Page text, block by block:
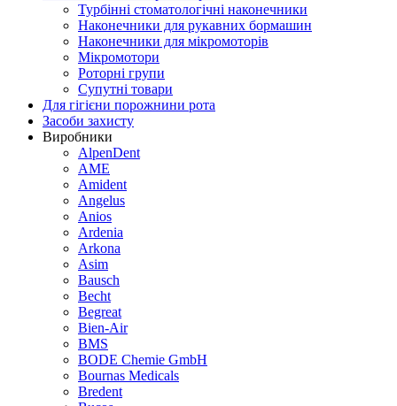
Турбінні стоматологічні наконечники
Наконечники для рукавних бормашин
Наконечники для мікромоторів
Мікромотори
Роторні групи
Супутні товари
Для гігієни порожнини рота
Засоби захисту
Виробники
AlpenDent
AME
Amident
Angelus
Anios
Ardenia
Arkona
Asim
Bausch
Becht
Begreat
Bien-Air
BMS
BODE Chemie GmbH
Bournas Medicals
Bredent